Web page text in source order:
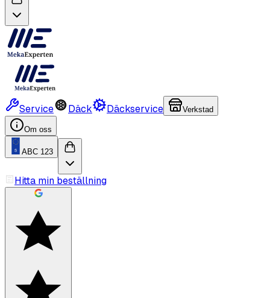
Service Däck Däckservice Verkstad
Om oss
ABC 123
Hitta min beställning